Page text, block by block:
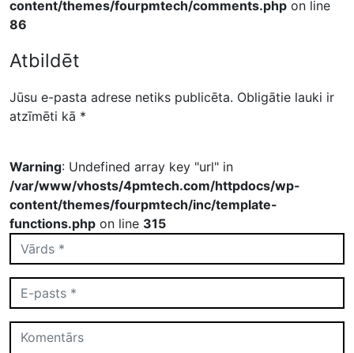
content/themes/fourpmtech/comments.php on line
86
Atbildēt
Jūsu e-pasta adrese netiks publicēta. Obligātie lauki ir
atzīmēti kā *
Warning: Undefined array key "url" in
/var/www/vhosts/4pmtech.com/httpdocs/wp-
content/themes/fourpmtech/inc/template-
functions.php on line 315